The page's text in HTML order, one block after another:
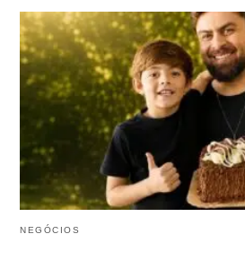
NEGÓCIOS